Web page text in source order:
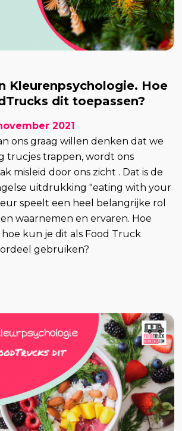
Kleurenpsychologie. Hoe
dit toepassen?
2021
ons graag willen denken dat we
trucjes trappen, wordt ons
misleid door ons zicht . Dat is de
uitdrukking "eating with your
speelt een heel belangrijke rol
waarnemen en ervaren. Hoe
kun je dit als Food Truck
gebruiken?